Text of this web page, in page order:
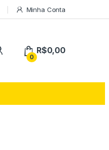
Minha Conta
My Account
0
R$0,00